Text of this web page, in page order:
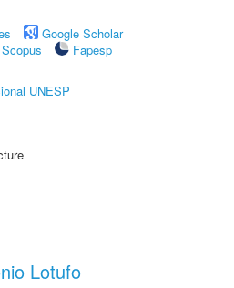
Google Scholar
Scopus
Fapesp
UNESP
Lotufo